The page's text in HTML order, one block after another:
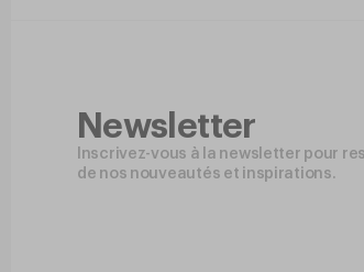
Newsletter
Inscrivez-vous à la newsletter pour
de nos nouveautés et inspirations.